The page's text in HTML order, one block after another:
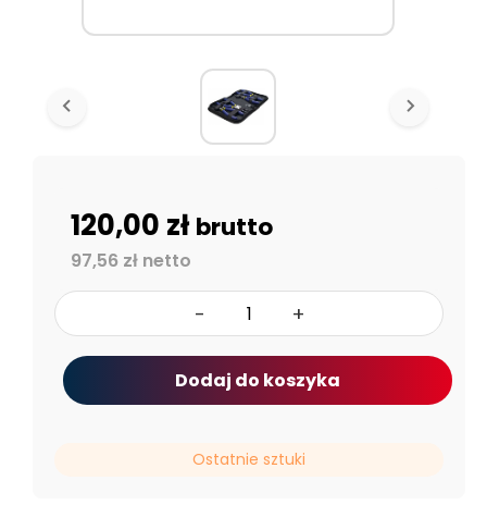
120,00 złbrutto
97,56 zł netto
- +
Dodaj do koszyka
Ostatnie sztuki